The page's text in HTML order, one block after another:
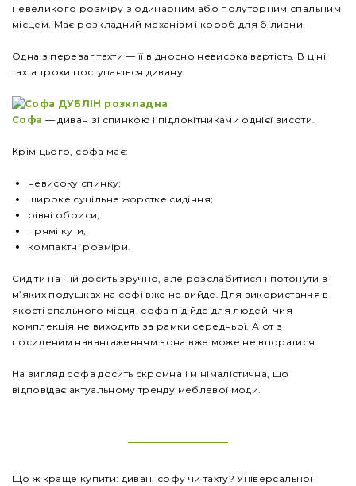
невеликого розміру з одинарним або полуторним спальним
місцем. Має розкладний механізм і короб для білизни.
Одна з переваг тахти — її відносно невисока вартість. В ціні
тахта трохи поступається дивану.
Софа — диван зі спинкою і підлокітниками однієї висоти.
Крім цього, софа має:
невисоку спинку;
широке суцільне жорстке сидіння;
рівні обриси;
прямі кути;
компактні розміри.
Сидіти на ній досить зручно, але розслабитися і потонути в
м’яких подушках на софі вже не вийде. Для використання в
якості спального місця, софа підійде для людей, чия
комплекція не виходить за рамки середньої. А от з
посиленим навантаженням вона вже може не впоратися.
На вигляд софа досить скромна і мінімалістична, що
відповідає актуальному тренду меблевої моди.
Що ж краще купити: диван, софу чи тахту? Універсальної